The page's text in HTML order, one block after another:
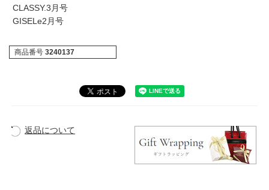
CLASSY.3月号
GISELe2月号
商品番号 3240137
返品について